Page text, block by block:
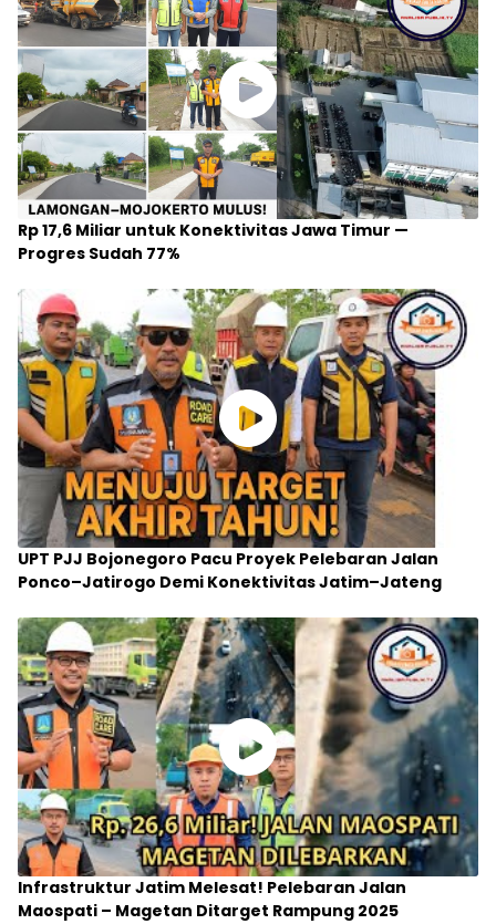
Rp 17,6 Miliar untuk Konektivitas Jawa Timur —
Progres Sudah 77%
UPT PJJ Bojonegoro Pacu Proyek Pelebaran Jalan
Ponco–Jatirogo Demi Konektivitas Jatim–Jateng
Infrastruktur Jatim Melesat! Pelebaran Jalan
Maospati – Magetan Ditarget Rampung 2025